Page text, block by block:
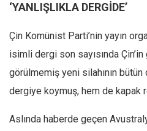
‘YANLIŞLIKLA DERGİDE’
Çin Komünist Parti’nin yayın
isimli dergi son sayısında
görülmemiş yeni silahının bütün
dergiye koymuş, hem de kapak
Aslında haberde geçen